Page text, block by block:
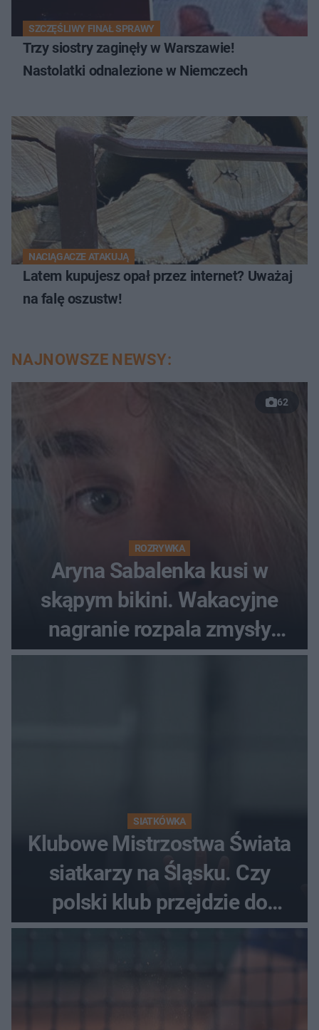
SZCZĘŚLIWY FINAŁ SPRAWY
Trzy siostry zaginęły w Warszawie!
Nastolatki odnalezione w Niemczech
NACIĄGACZE ATAKUJĄ
Latem kupujesz opał przez internet? Uważaj
na falę oszustw!
NAJNOWSZE NEWSY:
62
ROZRYWKA
Aryna Sabalenka kusi w
skąpym bikini. Wakacyjne
nagranie rozpala zmysły
fanów
SIATKÓWKA
Klubowe Mistrzostwa Świata
siatkarzy na Śląsku. Czy
polski klub przejdzie do
historii